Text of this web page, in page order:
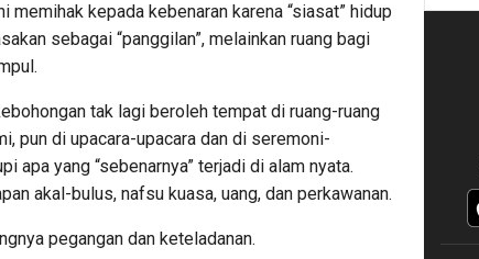
memihak kepada kebenaran karena “siasat” hidup
sebagai “panggilan”, melainkan ruang bagi
tak lagi beroleh tempat di ruang-ruang
pun di upacara-upacara dan di seremoni-
apa yang “sebenarnya” terjadi di alam nyata.
akal-bulus, nafsu kuasa, uang, dan perkawanan.
pegangan dan keteladanan.